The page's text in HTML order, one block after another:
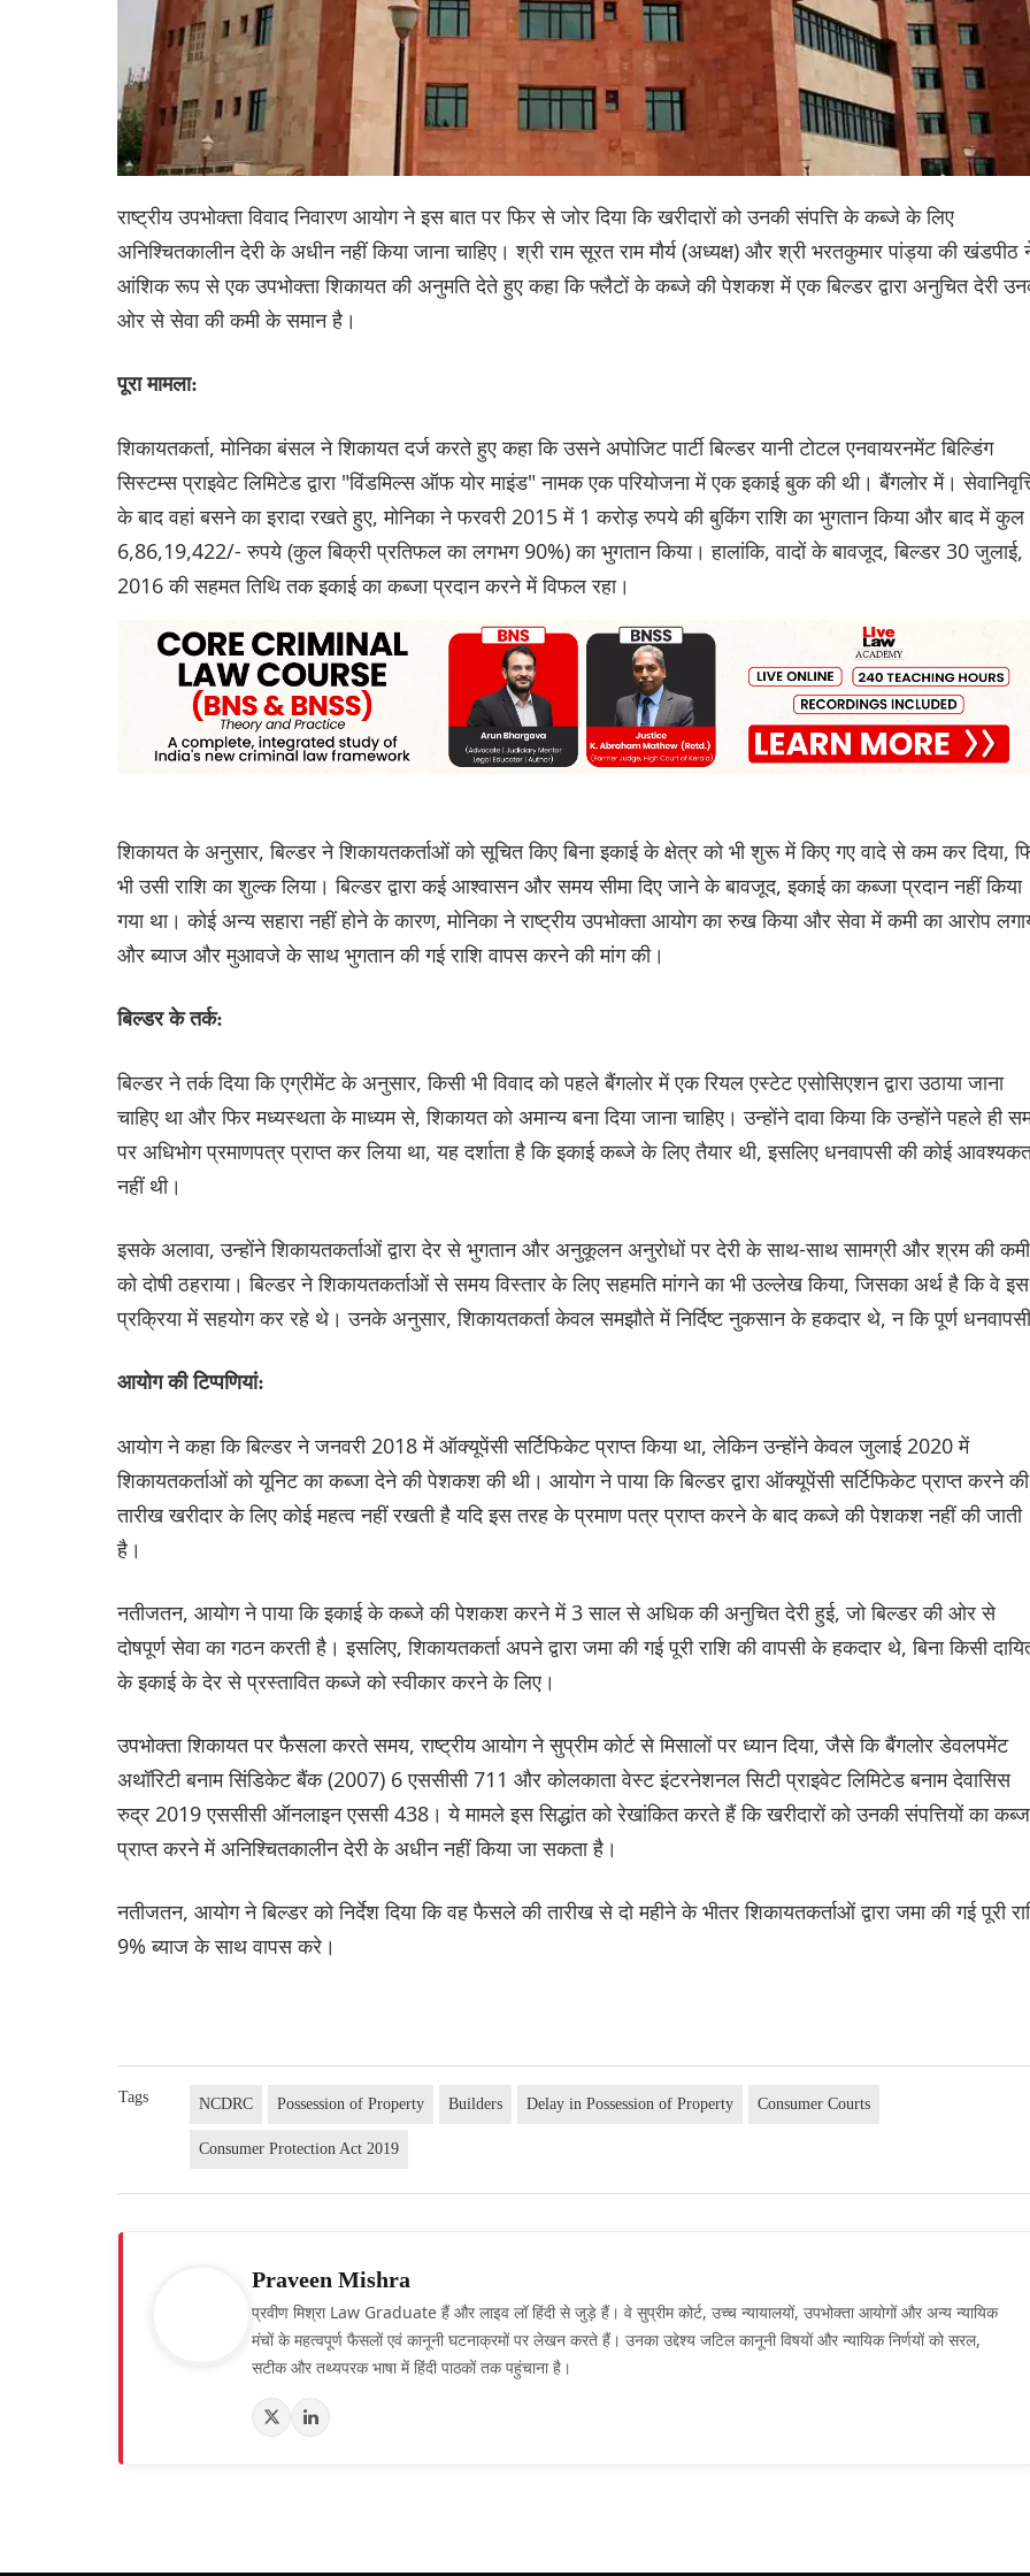
राष्ट्रीय उपभोक्ता विवाद निवारण आयोग ने इस बात पर फिर से जोर दिया कि खरीदारों को उनकी संपत्ति के कब्जे के लिए
अनिश्चितकालीन देरी के अधीन नहीं किया जाना चाहिए। श्री राम सूरत राम मौर्य (अध्यक्ष) और श्री भरतकुमार पांड्या की खंडपीठ
आंशिक रूप से एक उपभोक्ता शिकायत की अनुमति देते हुए कहा कि फ्लैटों के कब्जे की पेशकश में एक बिल्डर द्वारा अनुचित देरी
ओर से सेवा की कमी के समान है।
पूरा मामला:
शिकायतकर्ता, मोनिका बंसल ने शिकायत दर्ज करते हुए कहा कि उसने अपोजिट पार्टी बिल्डर यानी टोटल एनवायरनमेंट बिल्डिंग
सिस्टम्स प्राइवेट लिमिटेड द्वारा "विंडमिल्स ऑफ योर माइंड" नामक एक परियोजना में एक इकाई बुक की थी। बैंगलोर में।
के बाद वहां बसने का इरादा रखते हुए, मोनिका ने फरवरी 2015 में 1 करोड़ रुपये की बुकिंग राशि का भुगतान किया और बाद में कुल
6,86,19,422/- रुपये (कुल बिक्री प्रतिफल का लगभग 90%) का भुगतान किया। हालांकि, वादों के बावजूद, बिल्डर 30 जुलाई,
2016 की सहमत तिथि तक इकाई का कब्जा प्रदान करने में विफल रहा।
शिकायत के अनुसार, बिल्डर ने शिकायतकर्ताओं को सूचित किए बिना इकाई के क्षेत्र को भी शुरू में किए गए वादे से कम कर दिया,
भी उसी राशि का शुल्क लिया। बिल्डर द्वारा कई आश्वासन और समय सीमा दिए जाने के बावजूद, इकाई का कब्जा प्रदान नहीं किया
गया था। कोई अन्य सहारा नहीं होने के कारण, मोनिका ने राष्ट्रीय उपभोक्ता आयोग का रुख किया और सेवा में कमी का आरोप
और ब्याज और मुआवजे के साथ भुगतान की गई राशि वापस करने की मांग की।
बिल्डर के तर्क:
बिल्डर ने तर्क दिया कि एग्रीमेंट के अनुसार, किसी भी विवाद को पहले बैंगलोर में एक रियल एस्टेट एसोसिएशन द्वारा उठाया जाना
चाहिए था और फिर मध्यस्थता के माध्यम से, शिकायत को अमान्य बना दिया जाना चाहिए। उन्होंने दावा किया कि उन्होंने पहले ही
पर अधिभोग प्रमाणपत्र प्राप्त कर लिया था, यह दर्शाता है कि इकाई कब्जे के लिए तैयार थी, इसलिए धनवापसी की कोई
नहीं थी।
इसके अलावा, उन्होंने शिकायतकर्ताओं द्वारा देर से भुगतान और अनुकूलन अनुरोधों पर देरी के साथ-साथ सामग्री और श्रम की कमी
को दोषी ठहराया। बिल्डर ने शिकायतकर्ताओं से समय विस्तार के लिए सहमति मांगने का भी उल्लेख किया, जिसका अर्थ है कि वे इस
प्रक्रिया में सहयोग कर रहे थे। उनके अनुसार, शिकायतकर्ता केवल समझौते में निर्दिष्ट नुकसान के हकदार थे, न कि पूर्ण
आयोग की टिप्पणियां:
आयोग ने कहा कि बिल्डर ने जनवरी 2018 में ऑक्यूपेंसी सर्टिफिकेट प्राप्त किया था, लेकिन उन्होंने केवल जुलाई 2020 में
शिकायतकर्ताओं को यूनिट का कब्जा देने की पेशकश की थी। आयोग ने पाया कि बिल्डर द्वारा ऑक्यूपेंसी सर्टिफिकेट प्राप्त करने की
तारीख खरीदार के लिए कोई महत्व नहीं रखती है यदि इस तरह के प्रमाण पत्र प्राप्त करने के बाद कब्जे की पेशकश नहीं की जाती
है।
नतीजतन, आयोग ने पाया कि इकाई के कब्जे की पेशकश करने में 3 साल से अधिक की अनुचित देरी हुई, जो बिल्डर की ओर से
दोषपूर्ण सेवा का गठन करती है। इसलिए, शिकायतकर्ता अपने द्वारा जमा की गई पूरी राशि की वापसी के हकदार थे, बिना किसी
के इकाई के देर से प्रस्तावित कब्जे को स्वीकार करने के लिए।
उपभोक्ता शिकायत पर फैसला करते समय, राष्ट्रीय आयोग ने सुप्रीम कोर्ट से मिसालों पर ध्यान दिया, जैसे कि बैंगलोर डेवलपमेंट
अथॉरिटी बनाम सिंडिकेट बैंक (2007) 6 एससीसी 711 और कोलकाता वेस्ट इंटरनेशनल सिटी प्राइवेट लिमिटेड बनाम देवासिस
रुद्र 2019 एससीसी ऑनलाइन एससी 438। ये मामले इस सिद्धांत को रेखांकित करते हैं कि खरीदारों को उनकी संपत्तियों का
प्राप्त करने में अनिश्चितकालीन देरी के अधीन नहीं किया जा सकता है।
नतीजतन, आयोग ने बिल्डर को निर्देश दिया कि वह फैसले की तारीख से दो महीने के भीतर शिकायतकर्ताओं द्वारा जमा की गई पूरी
9% ब्याज के साथ वापस करे।
Tags NCDRC Possession of Property Builders Delay in Possession of Property Consumer Courts
Consumer Protection Act 2019
Praveen Mishra
प्रवीण मिश्रा Law Graduate हैं और लाइव लॉ हिंदी से जुड़े हैं। वे सुप्रीम कोर्ट, उच्च न्यायालयों, उपभोक्ता आयोगों और अन्य न्यायिक
मंचों के महत्वपूर्ण फैसलों एवं कानूनी घटनाक्रमों पर लेखन करते हैं। उनका उद्देश्य जटिल कानूनी विषयों और न्यायिक निर्णयों को सरल,
सटीक और तथ्यपरक भाषा में हिंदी पाठकों तक पहुंचाना है।